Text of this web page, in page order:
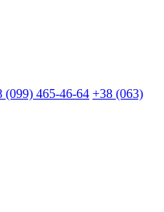
(099) 465-46-64 +38 (063)